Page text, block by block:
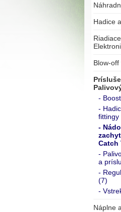
Hadice
Blow-off
-
-
fittingy
-
Catch
-
a
-
(7)
-
Náplne